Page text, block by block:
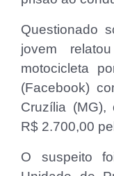
Questionado
jovem
motocicleta
(Facebook)
Cruzília
R$ 2.700,00
O suspeito